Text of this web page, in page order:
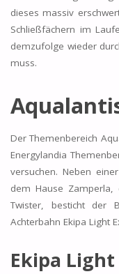
dieses massiv
Schließfächern im
demzufolge wieder
muss.
Der Themenbereich
Energylandia
versuchen. Neben
dem Hause Zamperla,
Twister, besticht der
Achterbahn Ekipa Light
Ekipa